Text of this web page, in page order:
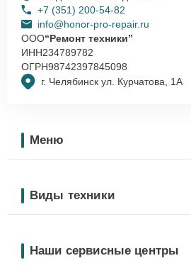
г. Челябинск ул. Курчатова, 1А
+7 (351) 200-54-82
info@honor-pro-repair.ru
ООО“Ремонт техники”
ИНН234789782
ОГРН98742397845098
Меню
Виды техники
Наши сервисные центры